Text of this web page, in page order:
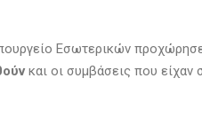
Εσωτερικών
και οι συμβάσεις που είχαν